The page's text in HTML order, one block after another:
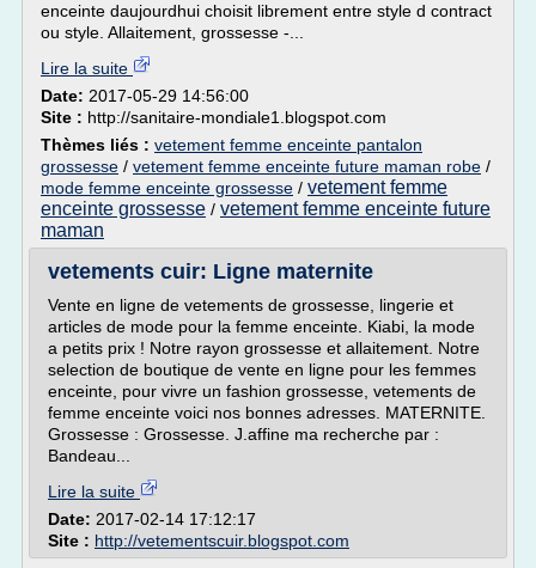
enceinte daujourdhui choisit librement entre style d contract
ou style. Allaitement, grossesse -...
Lire la suite
Date: 2017-05-29 14:56:00
Site : http://sanitaire-mondiale1.blogspot.com
Thèmes liés : vetement femme enceinte pantalon
grossesse / vetement femme enceinte future maman robe /
mode femme enceinte grossesse / vetement femme
enceinte grossesse / vetement femme enceinte future
maman
vetements cuir: Ligne maternite
Vente en ligne de vetements de grossesse, lingerie et
articles de mode pour la femme enceinte. Kiabi, la mode
a petits prix ! Notre rayon grossesse et allaitement. Notre
selection de boutique de vente en ligne pour les femmes
enceinte, pour vivre un fashion grossesse, vetements de
femme enceinte voici nos bonnes adresses. MATERNITE.
Grossesse : Grossesse. J.affine ma recherche par :
Bandeau...
Lire la suite
Date: 2017-02-14 17:12:17
Site : http://vetementscuir.blogspot.com